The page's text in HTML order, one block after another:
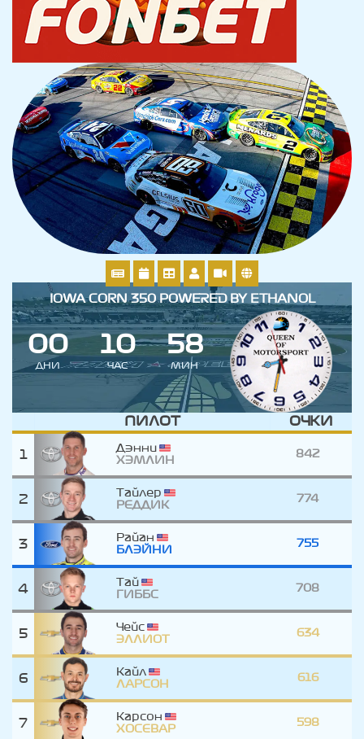
IOWA CORN 350 POWERED BY ETHANOL
00
ДНИ
10
ЧАС
58
МИН
ПИЛОТ ОЧКИ
1
Дэнни
ХЭМЛИН
842
2
Тайлер
РЕДДИК
774
3
Райан
БЛЭЙНИ
755
4
Тай
ГИББС
708
5
Чейс
ЭЛЛИОТ
634
6
Кайл
ЛАРСОН
616
7
Карсон
ХОСЕВАР
598